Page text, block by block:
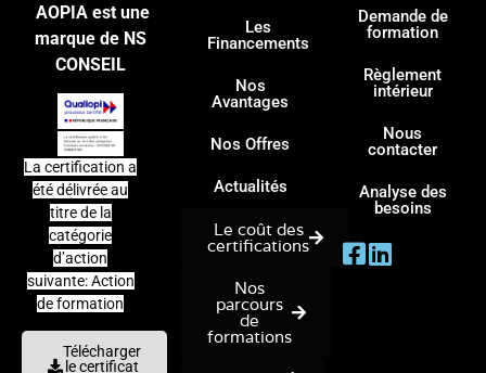
AOPIA est une
marque de NS
CONSEIL
La certification a
été délivrée au
titre de la
catégorie
d’action
suivante: Action
de formation
Télécharger
le certificat
Les
Financements
Nos
Avantages
Nos Offres
Actualités
Le coût des
certifications
Nos
parcours
de
formations
Demande de
formation
Règlement
intérieur
Nous
contacter
Analyse des
besoins